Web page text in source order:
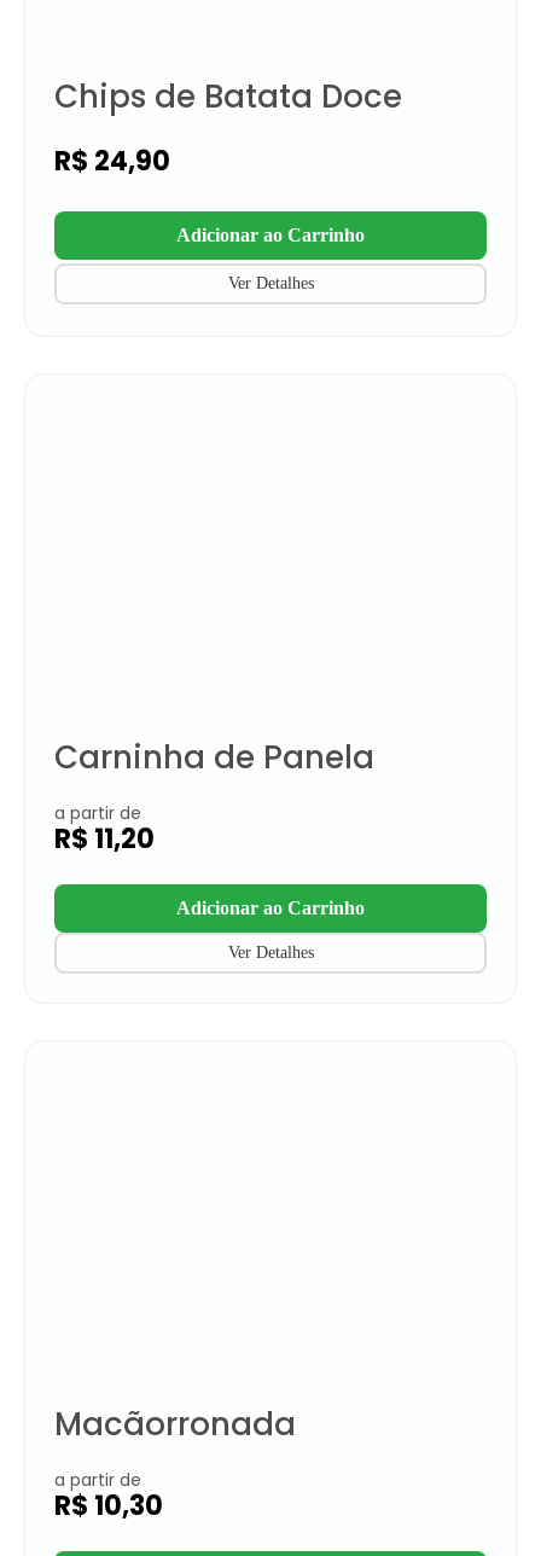
Chips de Batata Doce
R$ 24,90
Adicionar ao Carrinho
Ver Detalhes
Carninha de Panela
a partir de
R$ 11,20
Adicionar ao Carrinho
Ver Detalhes
Macãorronada
a partir de
R$ 10,30